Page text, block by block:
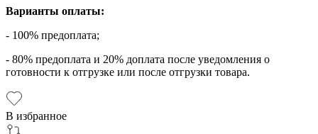
Варианты оплаты:
- 100% предоплата;
- 80% предоплата и 20% доплата после уведомления о
готовности к отгрузке или после отгрузки товара.
В избранное